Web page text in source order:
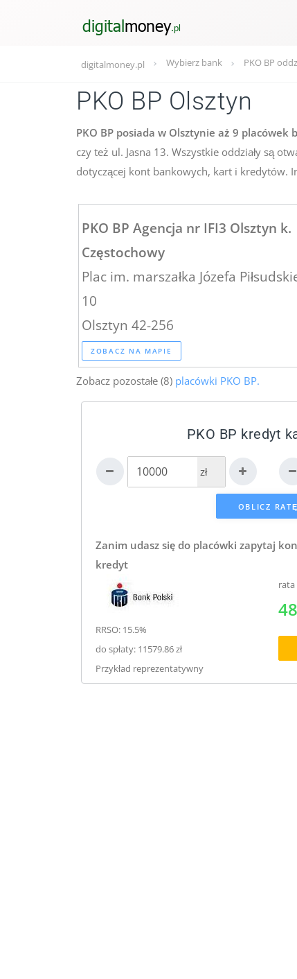
digitalmoney.pl Wybierz bank PKO BP
PKO BP Olsztyn
PKO BP posiada w Olsztynie aż 9 placówek
czy też ul. Jasna 13. Wszystkie oddziały są
dotyczącej kont bankowych, kart i kredytów.
PKO BP Agencja nr IFI3 Olsztyn k.
Częstochowy
Plac im. marszałka Józefa
10
Olsztyn 42-256
ZOBACZ NA MAPIE
Zobacz pozostałe (8) placówki PKO BP.
PKO BP kredyt
zł
Zanim udasz się do placówki zapytaj
kredyt
RRSO: 15.5%
do spłaty: 11579.86 zł
Przykład reprezentatywny
rata